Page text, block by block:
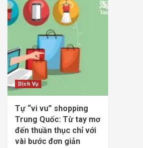
Dịch Vụ
Tự “vi vu” shopping
Trung Quốc: Từ tay mơ
đến thuần thục chỉ với
vài bước đơn giản